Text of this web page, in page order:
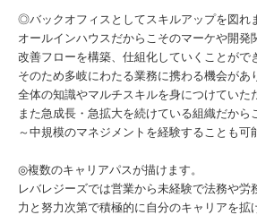
◎バックオフィスとしてスキルアップを図れ
オールインハウスだからこそのマーケや開発
改善フローを構築、仕組化していくことがで
そのため多岐にわたる業務に携わる機会があ
全体の知識やマルチスキルを身につけていた
また急成長・急拡大を続けている組織だから
～中規模のマネジメントを経験することも可
◎複数のキャリアパスが描けます。
レバレジーズでは営業から未経験で法務や労
力と努力次第で積極的に自分のキャリアを拡